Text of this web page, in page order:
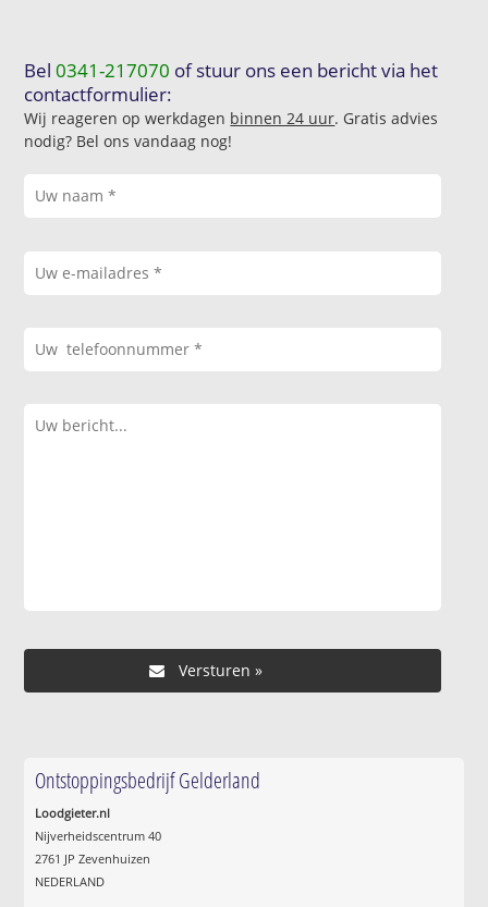
Bel0341-217070 of stuur ons een bericht via het
contactformulier:
Wij reageren op werkdagen binnen 24 uur. Gratis advies
nodig? Bel ons vandaag nog!
Ontstoppingsbedrijf Gelderland
Loodgieter.nl
Nijverheidscentrum 40
2761 JP Zevenhuizen
NEDERLAND